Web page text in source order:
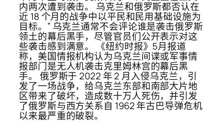
内两次遭到袭击。 乌克兰和俄罗斯都否认在
近 18 个月的战争中以平民和民用基础设施为
目标。” 乌克兰通常不会评论谁是袭击俄罗斯
领土的幕后黑手，尽管官员们公开表示对这
些袭击感到满意。 《纽约时报》5月报道
称，美国情报机构认为乌克兰间谍或军事情
报部门是无人机袭击克里姆林宫的幕后黑
手。 俄罗斯于 2022 年 2 月入侵乌克兰，引
发了一场战争，给乌克兰东部和南部大片地
区带来了破坏，造成数十万人死伤，并引发
了俄罗斯与西方关系自 1962 年古巴导弹危机
以来最严重的破裂。